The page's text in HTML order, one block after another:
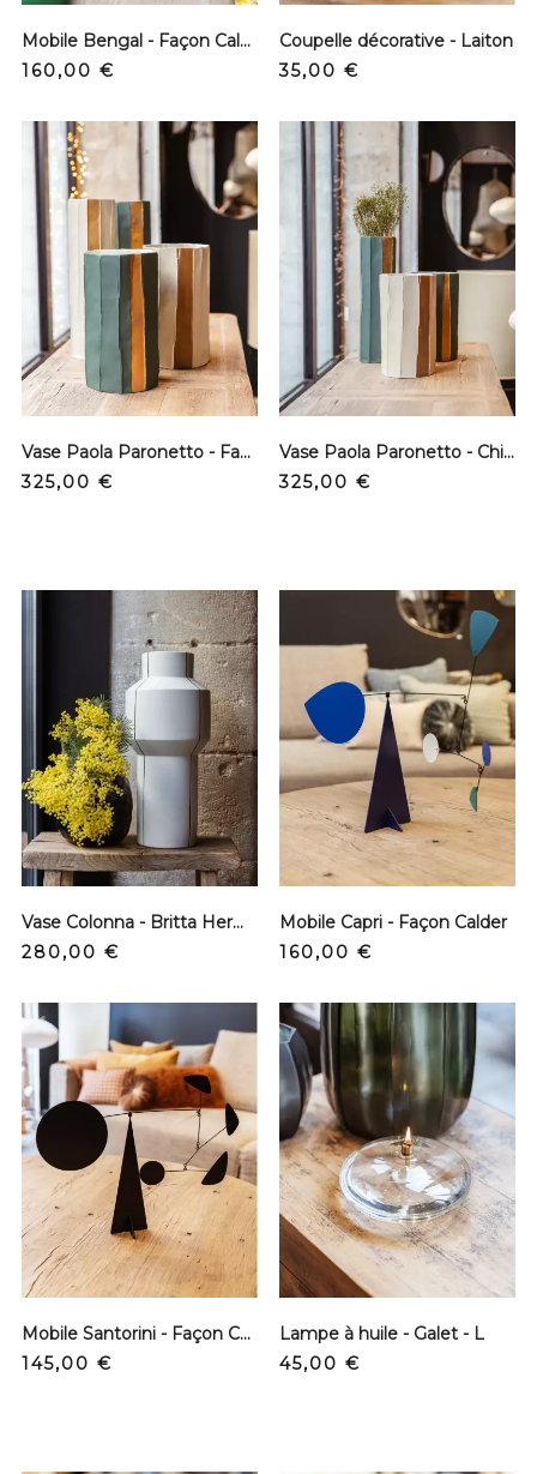
Mobile Bengal - Façon Calder
Prix
160,00 €
Coupelle décorative - Laiton
Prix
35,00 €
Vase Paola Paronetto - Fango - Bas
Prix
325,00 €
Vase Paola Paronetto - Chiara Sabbia - Bas
Prix
325,00 €
Vase Colonna - Britta Hermann
Prix
280,00 €
Mobile Capri - Façon Calder
Prix
160,00 €
Mobile Santorini - Façon Calder
Prix
145,00 €
Lampe à huile - Galet - L
Prix
45,00 €